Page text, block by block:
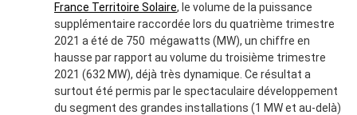
France Territoire Solaire, le volume de la puissance
supplémentaire raccordée lors du quatrième trimestre
2021 a été de 750 mégawatts (MW), un chiffre en
hausse par rapport au volume du troisième trimestre
2021 (632 MW), déjà très dynamique. Ce résultat a
surtout été permis par le spectaculaire développement
du segment des grandes installations (1 MW et au-delà)